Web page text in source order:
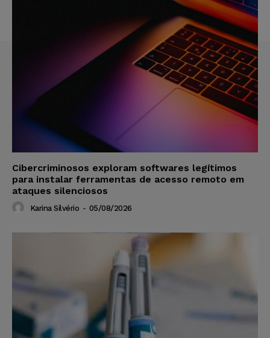
Cibercriminosos exploram softwares legítimos
para instalar ferramentas de acesso remoto em
ataques silenciosos
Karina Silvério - 05/08/2026